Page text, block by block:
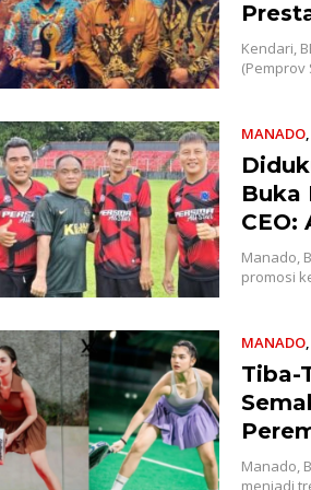
Kendari,
MANADO,
Buka
CEO:
Manado,
promosi
MANADO,
Tiba-
Manado,
menjadi